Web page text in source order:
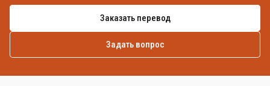
Заказать перевод
Задать вопрос